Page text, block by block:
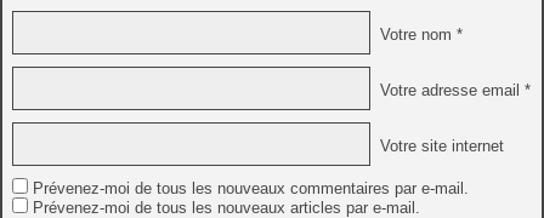
Votre nom *
Votre adresse email *
Votre site internet
Prévenez-moi de tous les nouveaux commentaires par e-mail.
Prévenez-moi de tous les nouveaux articles par e-mail.